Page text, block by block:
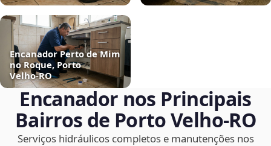
Encanador Perto de Mim
no Roque, Porto
Velho‑RO
Encanador nos Principais
Bairros de Porto Velho‑RO
Serviços hidráulicos completos e manutenções nos